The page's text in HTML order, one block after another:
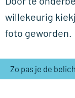
willekeurig
foto geworden.
Zo pas je de